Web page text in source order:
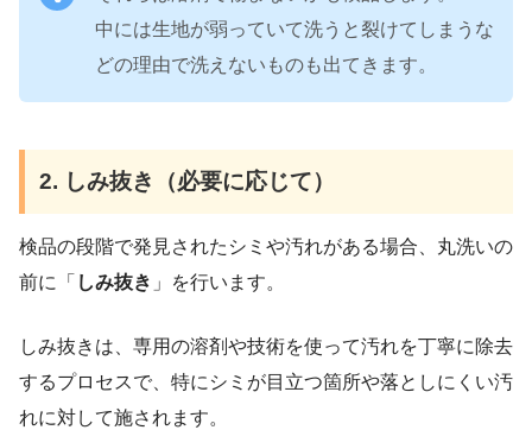
中には生地が弱っていて洗うと裂けてしまうな
どの理由で洗えないものも出てきます。
2. しみ抜き（必要に応じて）
検品の段階で発見されたシミや汚れがある場合、丸洗いの
前に「 しみ抜き 」を行います。
しみ抜きは、専用の溶剤や技術を使って汚れを丁寧に除去
するプロセスで、特にシミが目立つ箇所や落としにくい汚
れに対して施されます。